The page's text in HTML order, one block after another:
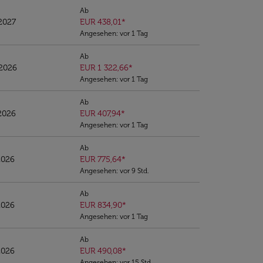
Ab
EUR 438,01*
Angesehen: vor 1 Tag
Ab
EUR 1 322,66*
Angesehen: vor 1 Tag
Ab
EUR 407,94*
Angesehen: vor 1 Tag
Ab
EUR 775,64*
Angesehen: vor 9 Std.
Ab
EUR 834,90*
Angesehen: vor 1 Tag
Ab
EUR 490,08*